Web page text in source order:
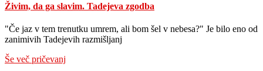
Živim, da ga slavim. Tadejeva zgodba
"Če jaz v tem trenutku umrem, ali bom šel v nebesa?" Je bilo eno od
zanimivih Tadejevih razmišljanj
Še več pričevanj